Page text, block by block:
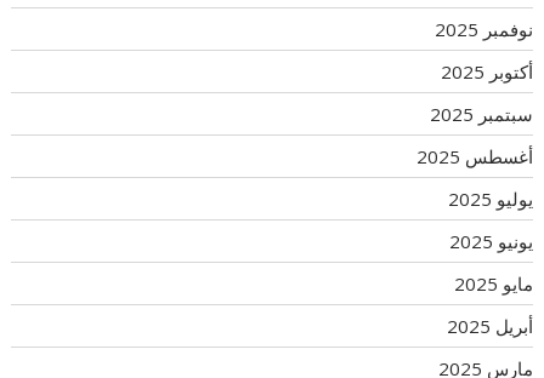
نوفمبر 2025
أكتوبر 2025
سبتمبر 2025
أغسطس 2025
يوليو 2025
يونيو 2025
مايو 2025
أبريل 2025
مارس 2025